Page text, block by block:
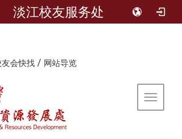
淡江校友服务处
友会快找 / 网站导览
Toggle